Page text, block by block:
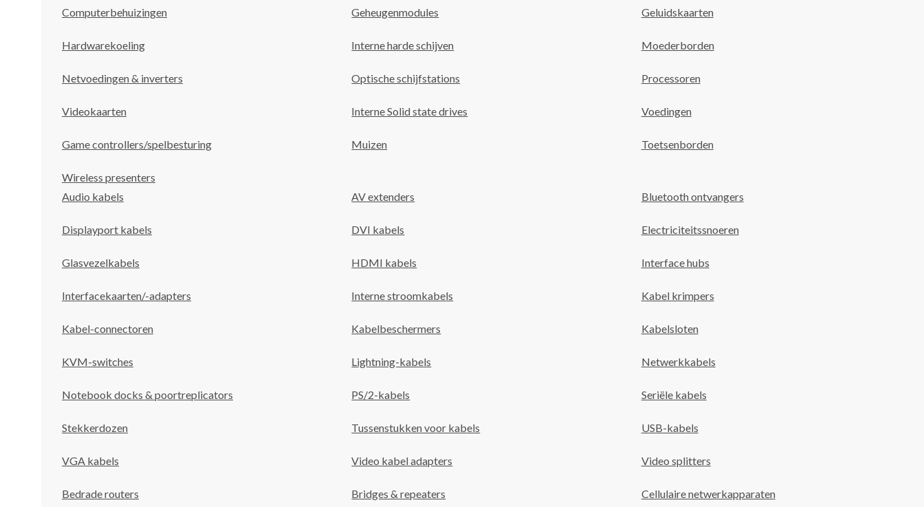
Computerbehuizingen
Geheugenmodules Geluidskaarten
Hardwarekoeling Interne harde schijven Moederborden
Netvoedingen & inverters Optische schijfstations Processoren
Videokaarten Interne Solid state drives Voedingen
Game controllers/spelbesturing Muizen Toetsenborden
Wireless presenters
Audio kabels
AV extenders Bluetooth ontvangers
Displayport kabels DVI kabels Electriciteitssnoeren
Glasvezelkabels HDMI kabels Interface hubs
Interfacekaarten/-adapters Interne stroomkabels Kabel krimpers
Kabel-connectoren Kabelbeschermers Kabelsloten
KVM-switches Lightning-kabels Netwerkkabels
Notebook docks & poortreplicators PS/2-kabels Seriële kabels
Stekkerdozen Tussenstukken voor kabels USB-kabels
VGA kabels Video kabel adapters Video splitters
Bedrade routers Bridges & repeaters Cellulaire netwerkapparaten